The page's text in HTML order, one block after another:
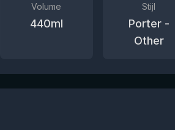
Volume
440ml
Stijl
Porter -
Other